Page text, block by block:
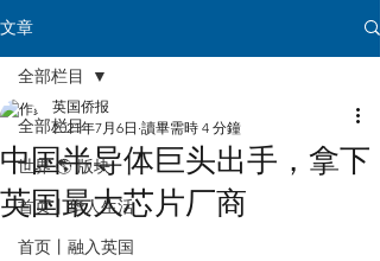
文章
全部栏目
世界 🌎 版块
首页丨华人生活
首页丨融入英国
全部栏目
中国半导体巨头出手，拿下
英国最大芯片厂商
英国侨报
2021年7月6日 讀畢需時 4 分鐘